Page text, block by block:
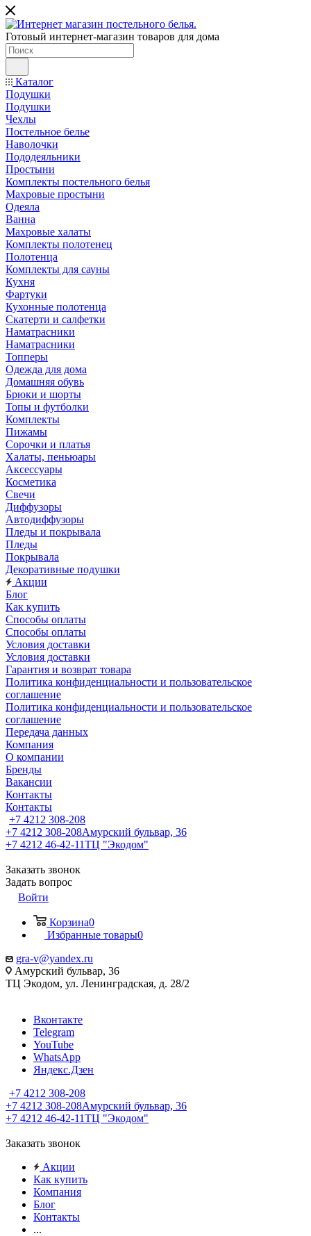
Готовый интернет-магазин товаров для дома
Каталог
Подушки
Подушки
Чехлы
Постельное белье
Наволочки
Пододеяльники
Простыни
Комплекты постельного белья
Махровые простыни
Одеяла
Ванна
Махровые халаты
Комплекты полотенец
Полотенца
Комплекты для сауны
Кухня
Фартуки
Кухонные полотенца
Скатерти и салфетки
Наматрасники
Наматрасники
Топперы
Одежда для дома
Домашняя обувь
Брюки и шорты
Топы и футболки
Комплекты
Пижамы
Сорочки и платья
Халаты, пеньюары
Аксессуары
Косметика
Свечи
Диффузоры
Автодиффузоры
Пледы и покрывала
Пледы
Покрывала
Декоративные подушки
Акции
Блог
Как купить
Способы оплаты
Способы оплаты
Условия доставки
Условия доставки
Гарантия и возврат товара
Политика конфиденциальности и пользовательское
соглашение
Политика конфиденциальности и пользовательское
соглашение
Передача данных
Компания
О компании
Бренды
Вакансии
Контакты
Контакты
+7 4212 308-208
+7 4212 308-208Амурский бульвар, 36
+7 4212 46-42-11ТЦ "Экодом"
Заказать звонок
Задать вопрос
Войти
Корзина0
Избранные товары0
gra-v@yandex.ru
Амурский бульвар, 36
ТЦ Экодом, ул. Ленинградская, д. 28/2
Вконтакте
Telegram
YouTube
WhatsApp
Яндекс.Дзен
+7 4212 308-208
+7 4212 308-208Амурский бульвар, 36
+7 4212 46-42-11ТЦ "Экодом"
Заказать звонок
Акции
Как купить
Компания
Блог
Контакты
...